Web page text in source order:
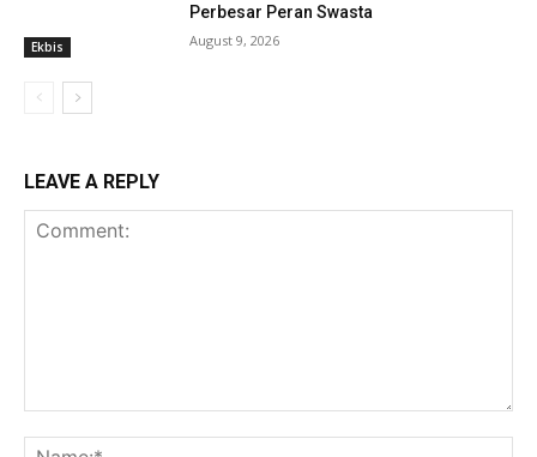
Ekbis
Perbesar Peran Swasta
August 9, 2026
LEAVE A REPLY